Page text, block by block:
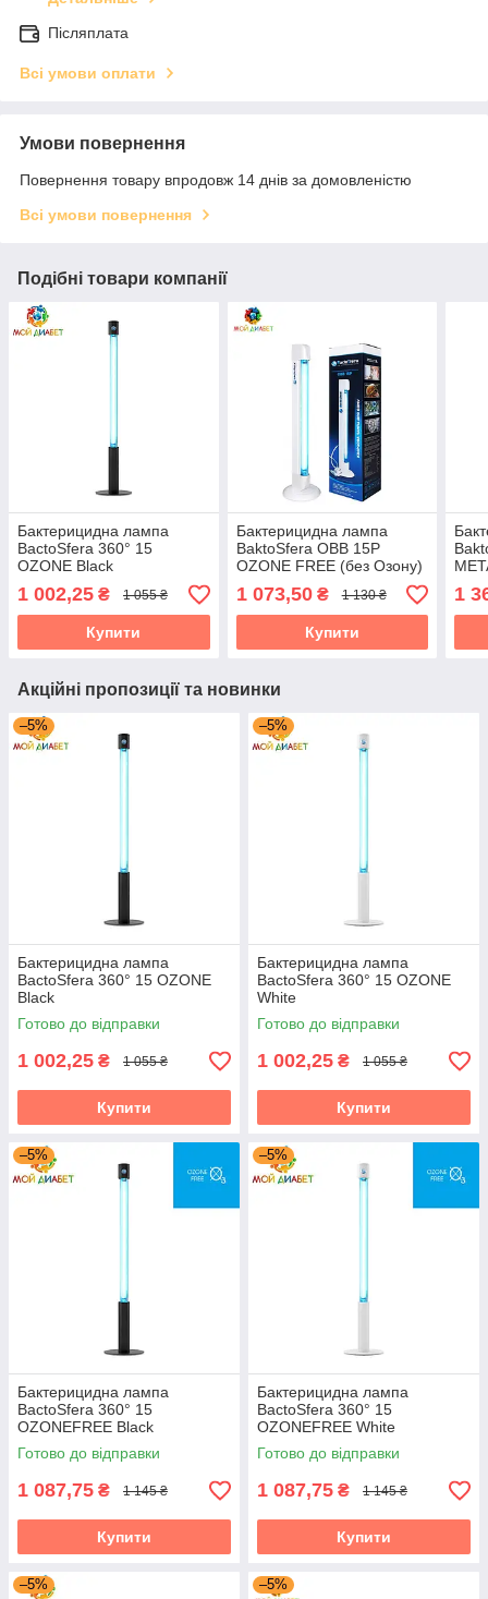
Післяплата
Всі умови оплати
Умови повернення
Повернення товару впродовж 14 днів за домовленістю
Всі умови повернення
Подібні товари компанії
Бактерицидна лампа
BactoSfera 360° 15
OZONE Black
1 002,25 ₴ 1 055 ₴
Купити
Бактерицидна лампа
BaktoSfera OBB 15P
OZONE FREE (без Озону)
1 073,50₴ 1 130 ₴
Купити
1
Акційні пропозиції та новинки
–5%
Бактерицидна лампа
BactoSfera 360° 15 OZONE
Black
Готово до відправки
1 002,25 ₴ 1 055 ₴
Купити
–5%
Бактерицидна лампа
BactoSfera 360° 15 OZONE
White
Готово до відправки
1 002,25 ₴ 1 055 ₴
Купити
–5%
Бактерицидна лампа
BactoSfera 360° 15
OZONEFREE Black
Готово до відправки
1 087,75 ₴ 1 145 ₴
Купити
–5%
Бактерицидна лампа
BactoSfera 360° 15
OZONEFREE White
Готово до відправки
1 087,75 ₴ 1 145 ₴
Купити
–5% –5%